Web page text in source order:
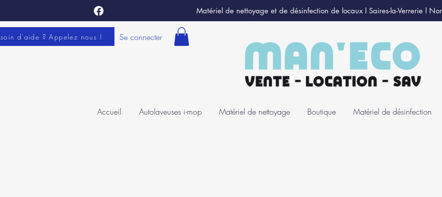
Matériel de nettoyage et de désinfection de locaux l Saires-la-Verrerie l
Se connecter
d'aide ? Appelez nous !
Accueil Autolaveuses i-mop Matériel de nettoyage Boutique Matériel de désinfection